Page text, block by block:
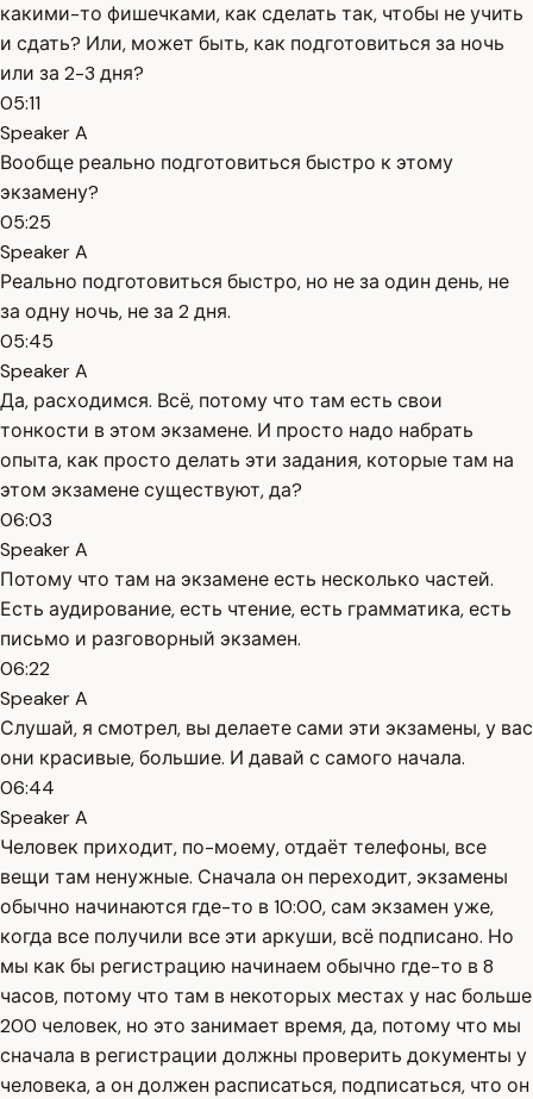
какими-то фишечками, как сделать так, чтобы не учить
и сдать? Или, может быть, как подготовиться за ночь
или за 2-3 дня?
05:11
Speaker A
Вообще реально подготовиться быстро к этому
экзамену?
05:25
Speaker A
Реально подготовиться быстро, но не за один день, не
за одну ночь, не за 2 дня.
05:45
Speaker A
Да, расходимся. Всё, потому что там есть свои
тонкости в этом экзамене. И просто надо набрать
опыта, как просто делать эти задания, которые там на
этом экзамене существуют, да?
06:03
Speaker A
Потому что там на экзамене есть несколько частей.
Есть аудирование, есть чтение, есть грамматика, есть
письмо и разговорный экзамен.
06:22
Speaker A
Слушай, я смотрел, вы делаете сами эти экзамены, у вас
они красивые, большие. И давай с самого начала.
06:44
Speaker A
Человек приходит, по-моему, отдаёт телефоны, все
вещи там ненужные. Сначала он переходит, экзамены
обычно начинаются где-то в 10:00, сам экзамен уже,
когда все получили все эти аркуши, всё подписано. Но
мы как бы регистрацию начинаем обычно где-то в 8
часов, потому что там в некоторых местах у нас больше
200 человек, но это занимает время, да, потому что мы
сначала в регистрации должны проверить документы у
человека, а он должен расписаться, подписаться, что он